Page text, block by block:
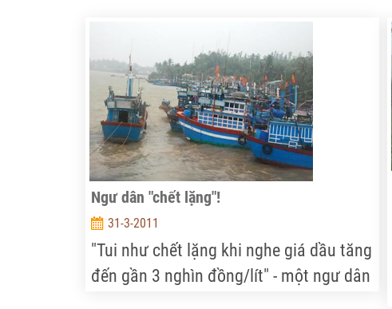
Ngư dân "chết lặng"!
31-3-2011
"Tui như chết lặng khi nghe giá dầu tăng
đến gần 3 nghìn đồng/lít" - một ngư dân